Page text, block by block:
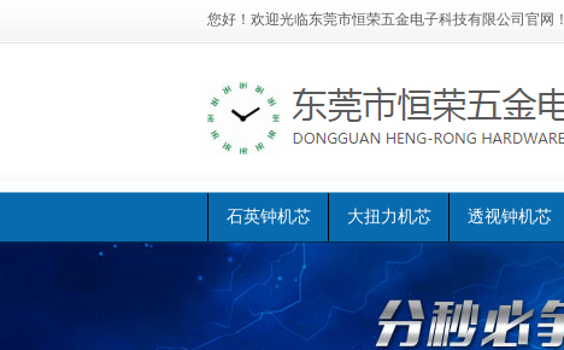
您好！欢迎光临东莞市恒荣五金电子科技有限公司官网！
石英钟机芯 大扭力机芯 透视钟机芯